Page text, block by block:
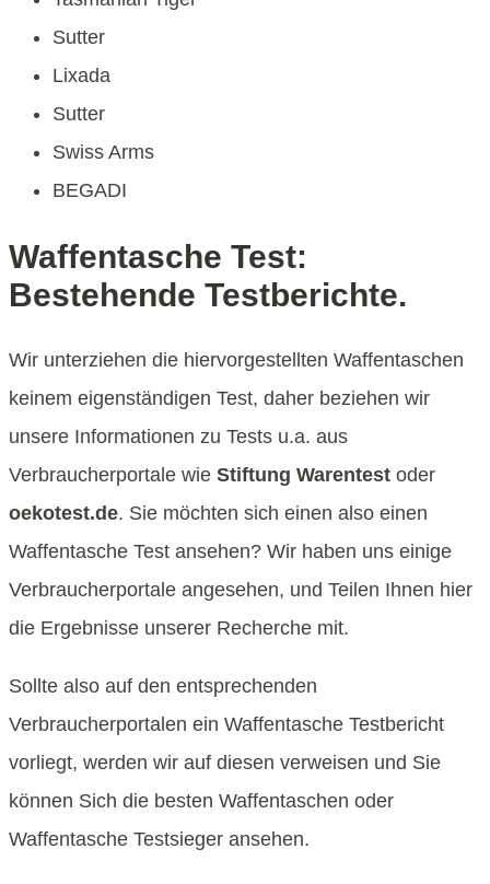
Sutter
Lixada
Sutter
Swiss Arms
BEGADI
Waffentasche Test:
Bestehende Testberichte.
Wir unterziehen die hiervorgestellten Waffentaschen
keinem eigenständigen Test, daher beziehen wir
unsere Informationen zu Tests u.a. aus
Verbraucherportale wie Stiftung Warentest oder
oekotest.de. Sie möchten sich einen also einen
Waffentasche Test ansehen? Wir haben uns einige
Verbraucherportale angesehen, und Teilen Ihnen hier
die Ergebnisse unserer Recherche mit.
Sollte also auf den entsprechenden
Verbraucherportalen ein Waffentasche Testbericht
vorliegt, werden wir auf diesen verweisen und Sie
können Sich die besten Waffentaschen oder
Waffentasche Testsieger ansehen.